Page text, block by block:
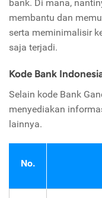
bank. Di mana,
membantu dan
serta meminimalisir
saja terjadi.
Kode Bank
Selain kode Bank
menyediakan
lainnya.
No.